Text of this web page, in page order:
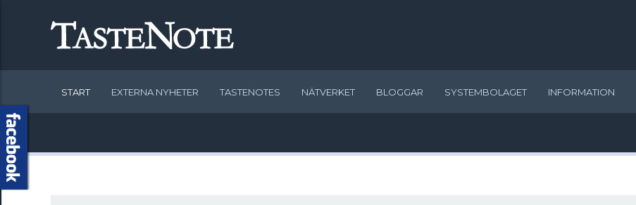
START EXTERNA NYHETER TASTENOTES NÄTVERKET BLOGGAR SYSTEMBOLAGET INFORMATION